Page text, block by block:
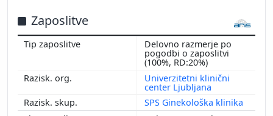
Zaposlitve
Delovno razmerje po
pogodbi o zaposlitvi
(100%, RD:20%)
Univerzitetni klinični
center Ljubljana
SPS Ginekološka klinika